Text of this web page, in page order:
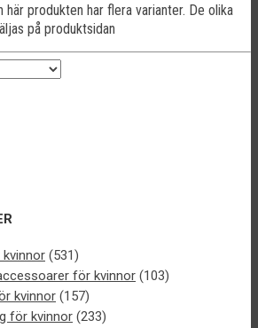
här produkten har flera varianter. De olika
på produktsidan
(531)
för kvinnor (103)
kvinnor (157)
för kvinnor (233)